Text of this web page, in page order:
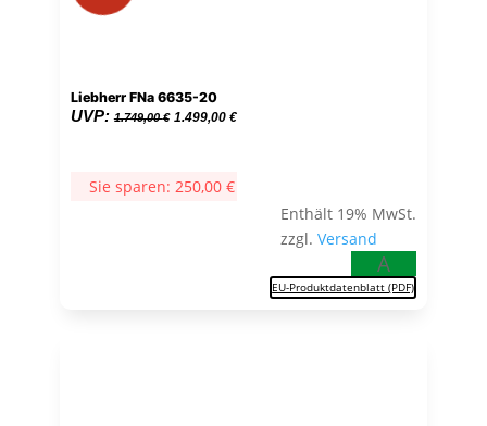
Liebherr FNa 6635-20
UVP: 1.749,00€ Ursprünglicher
1.749,00 €
1.499,00 €Aktueller
Sie sparen: 250,00 €
Enthält 19% MwSt.
zzgl.Versand
A
EU-Produktdatenblatt (PDF)